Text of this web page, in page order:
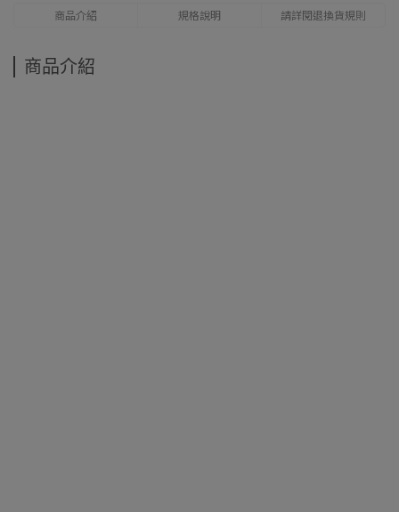
商品介紹 規格說明 請詳閱退換貨規則
商品介紹